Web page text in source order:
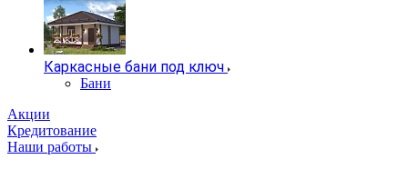
Каркасные бани под ключ
Бани
Акции
Кредитование
Наши работы